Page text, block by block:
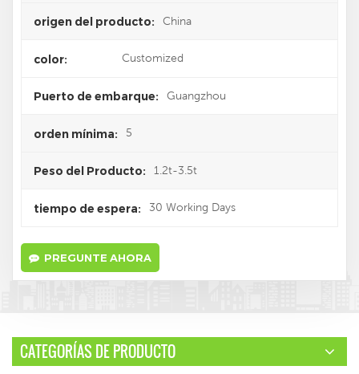
origen del producto: China
color: Customized
Puerto de embarque: Guangzhou
orden mínima: 5
Peso del Producto: 1.2t-3.5t
tiempo de espera: 30 Working Days
PREGUNTE AHORA
CATEGORÍAS DE PRODUCTO